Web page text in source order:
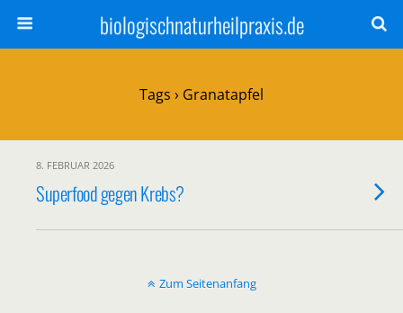
biologischnaturheilpraxis.de
Tags › Granatapfel
8. FEBRUAR 2026
Superfood gegen Krebs?
Zum Seitenanfang